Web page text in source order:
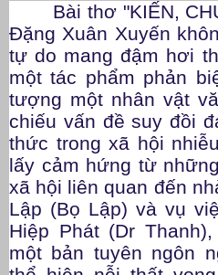
Bài thơ "KIẾN,
Đặng Xuân Xuyến
tự do mang đậm hơi
một tác phẩm phản
tượng một nhân vật
chiếu vấn đề suy đồi
thức trong xã hội
lấy cảm hứng từ
xã hội liên quan đến
Lập (Bọ Lập) và vụ
Hiệp Phát (Dr
một bản tuyên ngôn